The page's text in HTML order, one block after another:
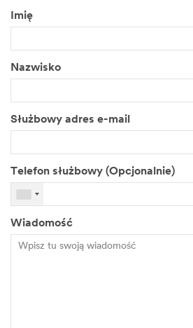
Imię
Nazwisko
Służbowy adres e-mail
Telefon służbowy (Opcjonalnie)
Wiadomość